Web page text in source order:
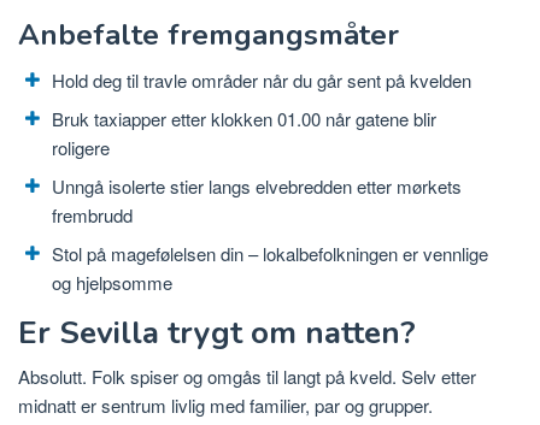
Anbefalte fremgangsmåter
Hold deg til travle områder når du går sent på kvelden
Bruk taxiapper etter klokken 01.00 når gatene blir
roligere
Unngå isolerte stier langs elvebredden etter mørkets
frembrudd
Stol på magefølelsen din – lokalbefolkningen er vennlige
og hjelpsomme
Er Sevilla trygt om natten?
Absolutt. Folk spiser og omgås til langt på kveld. Selv etter
midnatt er sentrum livlig med familier, par og grupper.